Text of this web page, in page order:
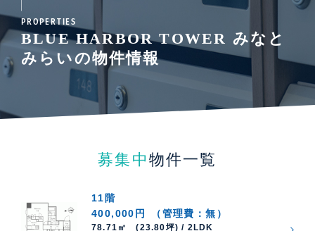
PROPERTIES
BLUE HARBOR TOWER みなと
みらいの物件情報
募集中 物件一覧
11階
400,000円
（管理費：無）
78.71㎡ (23.80坪) / 2LDK